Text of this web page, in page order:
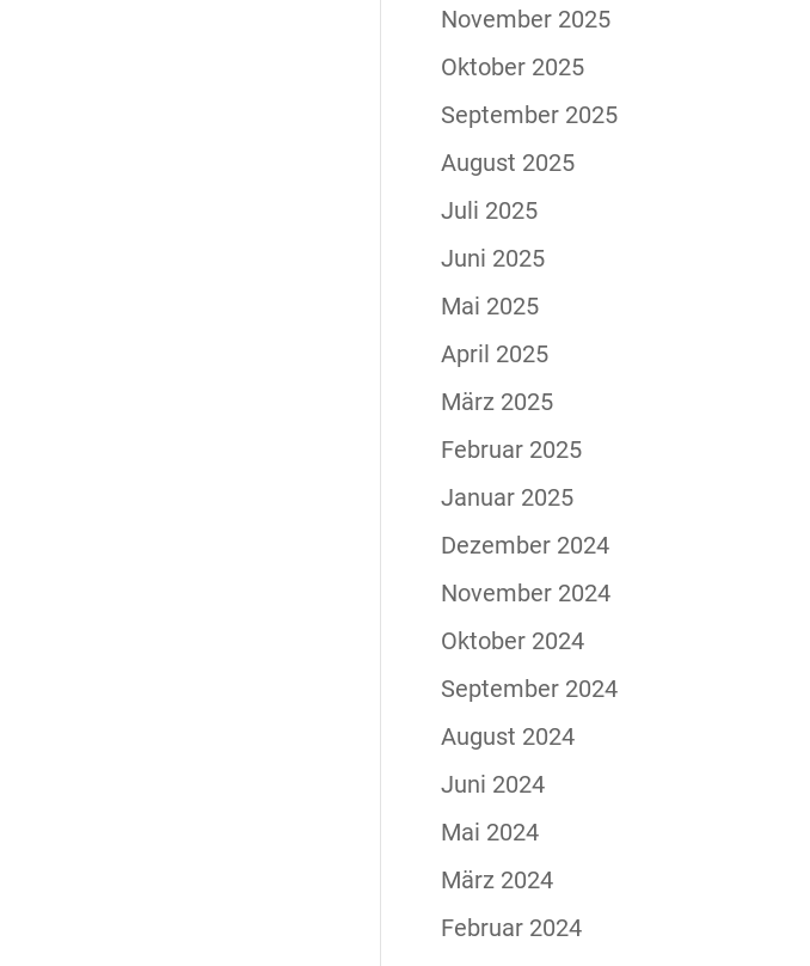
November 2025
Oktober 2025
September 2025
August 2025
Juli 2025
Juni 2025
Mai 2025
April 2025
März 2025
Februar 2025
Januar 2025
Dezember 2024
November 2024
Oktober 2024
September 2024
August 2024
Juni 2024
Mai 2024
März 2024
Februar 2024